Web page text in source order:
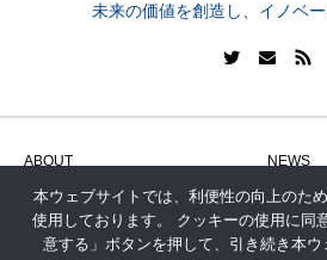
未来の価値を創造し、イノベ
ABOUT NEWS
WORK
DATA CONTACT
本ウェブサイトでは、利便性の向上のた
使用しております。 クッキーの使用に同
意する」ボタンを押して、引き続き本ウ